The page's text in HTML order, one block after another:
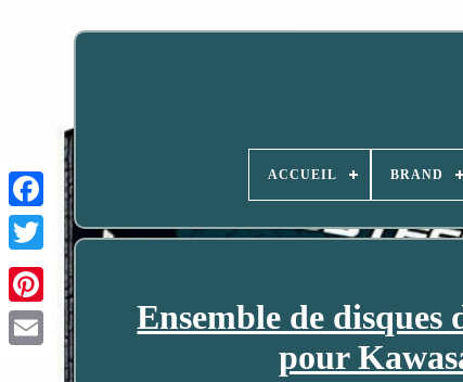
ACCUEIL BRAND
Ensemble de
pour